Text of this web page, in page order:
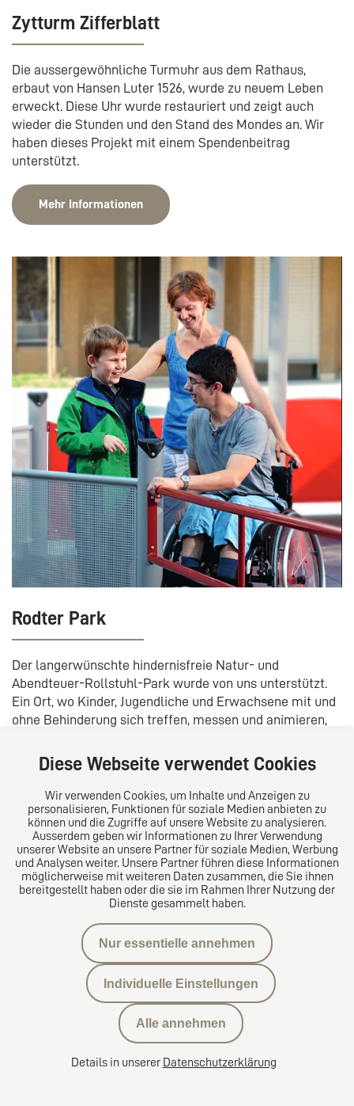
Zytturm Zifferblatt
Die aussergewöhnliche Turmuhr aus dem Rathaus,
erbaut von Hansen Luter 1526, wurde zu neuem Leben
erweckt. Diese Uhr wurde restauriert und zeigt auch
wieder die Stunden und den Stand des Mondes an. Wir
haben dieses Projekt mit einem Spendenbeitrag
unterstützt.
Mehr Informationen
Rodter Park
Der langerwünschte hindernisfreie Natur- und
Abendteuer-Rollstuhl-Park wurde von uns unterstützt.
Ein Ort, wo Kinder, Jugendliche und Erwachsene mit und
ohne Behinderung sich treffen, messen und animieren,
Kaufmann Rüedi Rechtsanwälte AG
Alpenquai 28a
6005 Luzern
Tel: +41 41 417 10 70
Fax: +41 41 417 10 77
krlaw@krlaw.ch
Diese Webseite verwendet Cookies
Wir verwenden Cookies, um Inhalte und Anzeigen zu
personalisieren, Funktionen für soziale Medien anbieten zu
können und die Zugriffe auf unsere Website zu analysieren.
Ausserdem geben wir Informationen zu Ihrer Verwendung
unserer Website an unsere Partner für soziale Medien, Werbung
und Analysen weiter. Unsere Partner führen diese Informationen
möglicherweise mit weiteren Daten zusammen, die Sie ihnen
bereitgestellt haben oder die sie im Rahmen Ihrer Nutzung der
Dienste gesammelt haben.
Nur essentielle annehmen
Individuelle Einstellungen
Alle annehmen
Details in unserer Datenschutzerklärung